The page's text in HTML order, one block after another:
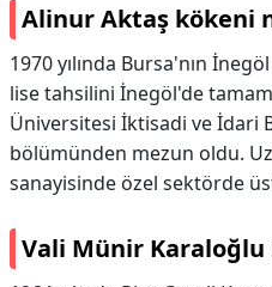
Alinur Aktaş kökeni
1970 yılında Bursa'nın
lise tahsilini İnegöl'de
Üniversitesi İktisadi ve İdari
bölümünden mezun oldu.
sanayisinde özel sektörde
Vali Münir Karaloğlu